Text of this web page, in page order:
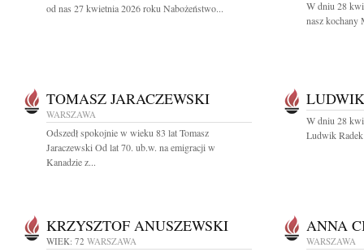
od nas 27 kwietnia 2026 roku Nabożeństwo...
W dniu 28
nasz kochany
TOMASZ JARACZEWSKI
WARSZAWA
Odszedł spokojnie w wieku 83 lat Tomasz
Jaraczewski Od lat 70. ub.w. na emigracji w
Kanadzie z...
W dniu 28
Ludwik
KRZYSZTOF ANUSZEWSKI
WIEK: 72 WARSZAWA
ANNA
WARSZAWA